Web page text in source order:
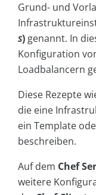
Grund- und
s)genannt. In
Konfiguration
Loadbalancern
Diese Rezepte
die eine
ein Template
beschreiben.
Auf dem Chef
weitere